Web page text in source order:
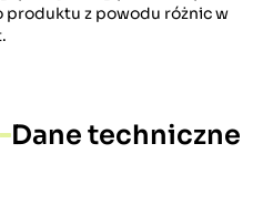
z powodu różnic w
Dane techniczne